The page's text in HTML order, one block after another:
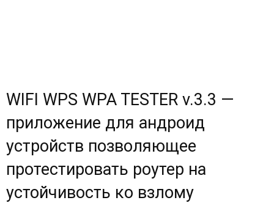
WIFI WPS WPA TESTER v.3.3 —
приложение для андроид
устройств позволяющее
протестировать роутер на
устойчивость ко взлому